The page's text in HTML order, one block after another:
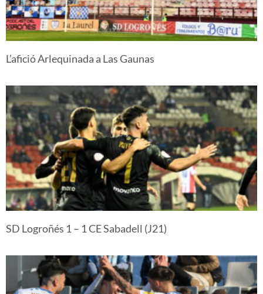
L’afició Arlequinada a Las Gaunas
SD Logroñés 1 – 1 CE Sabadell (J21)